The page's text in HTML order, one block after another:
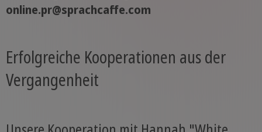
online.pr@sprachcaffe.com
Erfolgreiche Kooperationen aus der
Vergangenheit